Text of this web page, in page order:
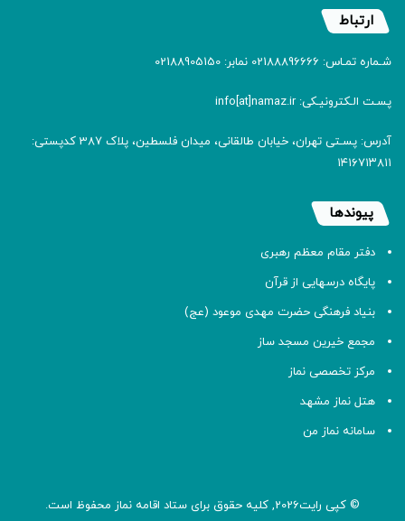
ارتباط
شـماره تمـاس: 02188896666 نمابر: 02188905150
پسـت الـکترونیـکی: info[at]namaz.ir
آدرس: پسـتی تهران، خیابان طالقانی، میدان فلسطین، پلاک 387 کدپستی:
۱۴۱۶۷۱۳۸۱۱
پیوندها
دفتر مقام معظم رهبری
پایگاه درسهایی از قرآن
بنیاد فرهنگی حضرت مهدی موعود (عج)
مجمع خیرین مسجد ساز
مرکز تخصصی نماز
هتل نماز مشهد
سامانه نماز من
© کپی رایت2026, کلیه حقوق برای ستاد اقامه نماز محفوظ است.